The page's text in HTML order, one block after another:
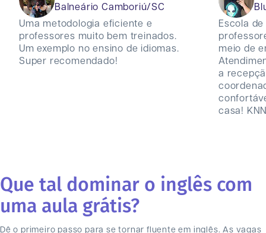
Balneário Camboriú/SC
Uma metodologia eficiente e
professores muito bem treinados.
Um exemplo no ensino de idiomas.
Super recomendado!
Escola
meio de
a
casa!
Que tal dominar o inglês com
uma aula grátis?
Dê o primeiro passo para se tornar fluente em inglês. As vagas